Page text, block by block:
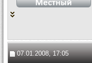
07.01.2008, 17:05